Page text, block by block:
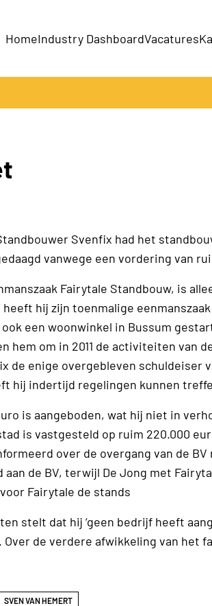
HomeIndustry DashboardVacatures
Svenfix had het
vanwege een vordering van
Fairytale Standbouw, is
hij zijn toenmalige
een woonwinkel in Bussum
om in 2011 de activiteiten van
de enige overgebleven schuldeiser
hij indertijd regelingen kunnen
is aangeboden, wat hij niet in
is vastgesteld op ruim 220.000
over de overgang van de BV
de BV, terwijl De Jong met
Fairytale de stands
stelt dat hij ‘geen bedrijf heeft
de verdere afwikkeling van het
SVEN VAN HEMERT